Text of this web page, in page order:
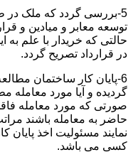
5-بررسی گردد که ملک
توسعه معابر و میادین و
حالتی که خریدار با علم به
در قرارداد تصریح گردد.
6-پایان کار ساختمان
گردیده و آیا مورد معامله
صورتی که مورد معامله
حاضر به معامله باشند
نمایند مسئولیت اخذ پایان
کسی می باشد.